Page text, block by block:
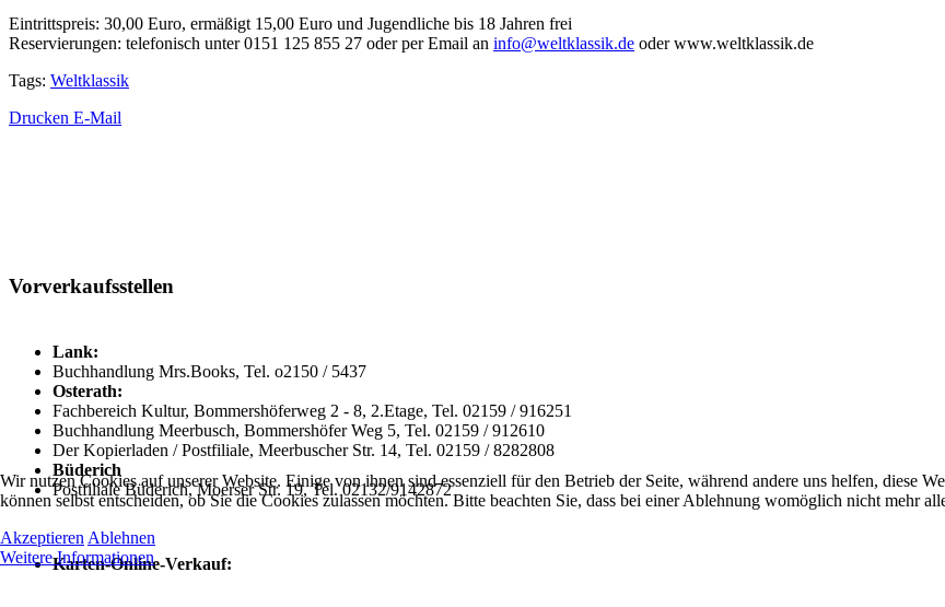
Eintrittspreis: 30,00 Euro, ermäßigt 15,00 Euro und Jugendliche bis 18 Jahren frei
Reservierungen: telefonisch unter 0151 125 855 27 oder per Email an info@weltklassik.de oder www.weltklassik.de
Tags: Weltklassik
Drucken E-Mail
Vorverkaufsstellen
Lank:
Buchhandlung Mrs.Books, Tel. o2150 / 5437
Osterath:
Fachbereich Kultur, Bommershöferweg 2 - 8, 2.Etage, Tel. 02159 / 916251
Buchhandlung Meerbusch, Bommershöfer Weg 5, Tel. 02159 / 912610
Der Kopierladen / Postfiliale, Meerbuscher Str. 14, Tel. 02159 / 8282808
Büderich
Postfiliale Büderich, Moerser Str. 19, Tel. 02132/9142872
Karten-Online-Verkauf:
Wir nutzen Cookies auf unserer Website. Einige von ihnen sind essenziell für den Betrieb der Seite, während andere uns helfen, diese
können selbst entscheiden, ob Sie die Cookies zulassen möchten. Bitte beachten Sie, dass bei einer Ablehnung womöglich nicht mehr
Akzeptieren Ablehnen
Weitere Informationen